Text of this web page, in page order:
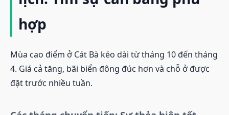
hợp
Mùa cao điểm ở Cát Bà kéo dài từ tháng 10 đến tháng
4. Giá cả tăng, bãi biển đông đúc hơn và chỗ ở được
đặt trước nhiều tuần.